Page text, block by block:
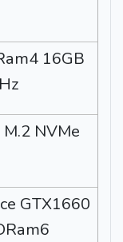
16GB
NVMe
GTX1660